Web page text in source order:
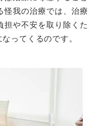
怪我の治療では、治療
担や不安を取り除くた
ってくるのです。